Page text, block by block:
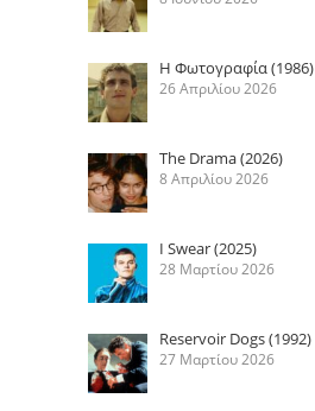
Η Φωτογραφία (1986)
26 Απριλίου 2026
The Drama (2026)
8 Απριλίου 2026
I Swear (2025)
28 Μαρτίου 2026
Reservoir Dogs (1992)
27 Μαρτίου 2026